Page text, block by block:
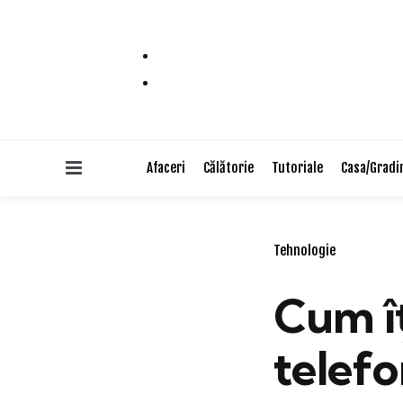
Afaceri Călătorie Tutoriale Casa/
Categories
Tehnologie
Cum